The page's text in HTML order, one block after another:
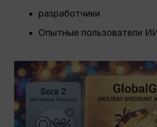
разработчики
Опытные пользователи